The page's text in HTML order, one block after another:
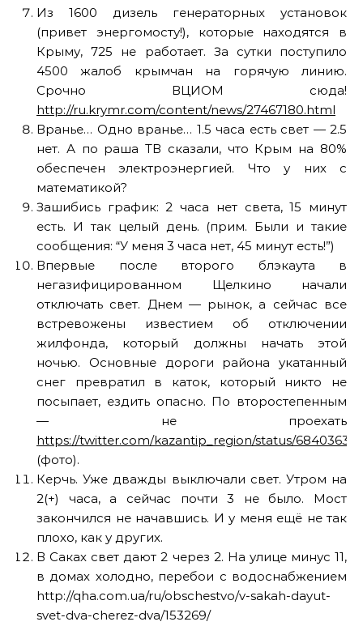
Из 1600 дизель генераторных установок
(привет энергомосту!), которые находятся в
Крыму, 725 не работает. За сутки поступило
4500 жалоб крымчан на горячую линию.
Срочно ВЦИОМ сюда!
http://ru.krymr.com/content/news/27467180.html
Вранье… Одно вранье… 1.5 часа есть свет — 2.5
нет. А по раша ТВ сказали, что Крым на 80%
обеспечен электроэнергией. Что у них с
математикой?
Зашибись график: 2 часа нет света, 15 минут
есть. И так целый день. (прим. Были и такие
сообщения: “У меня 3 часа нет, 45 минут есть!”)
Впервые после второго блэкаута в
негазифицированном Щелкино начали
отключать свет. Днем — рынок, а сейчас все
встревожены известием об отключении
жилфонда, который должны начать этой
ночью. Основные дороги района укатанный
снег превратил в каток, который никто не
посыпает, ездить опасно. По второстепенным
— не проехать
https://twitter.com/kazantip_region/status/
(фото).
Керчь. Уже дважды выключали свет. Утром на
2(+) часа, а сейчас почти 3 не было. Мост
закончился не начавшись. И у меня ещё не так
плохо, как у других.
В Саках свет дают 2 через 2. На улице минус 11,
в домах холодно, перебои с водоснабжением
http://qha.com.ua/ru/obschestvo/v-sakah-dayut-
svet-dva-cherez-dva/153269/